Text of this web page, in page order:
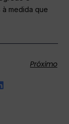
medida que
Próximo